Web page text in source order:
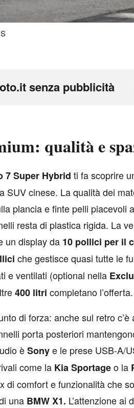
senza pubblicità
qualità e
7 Super Hybrid ti fa scoprire
SUV cinese. La qualità dei
plancia e finte pelli piacevoli
resta di plastica rigida. La
un display da 10 pollici per il
che gestisce quasi tutte le
e ventilati (optional nella
400 litri completano l’offerta.
di forza: anche sul retro
porta posteriori
èSonye le prese USB-A/
come la Kia Sportageo la
di comfort e funzionalità che
una BMW X1. L’attenzione ai